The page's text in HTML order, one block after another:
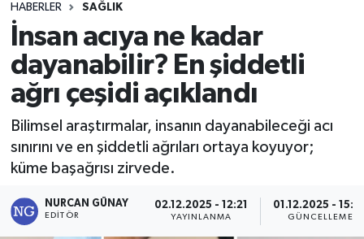
HABERLER SAĞLIK
İnsan acıya ne kadar
dayanabilir? En şiddetli
ağrı çeşidi açıklandı
Bilimsel araştırmalar, insanın dayanabileceği acı
sınırını ve en şiddetli ağrıları ortaya koyuyor;
küme başağrısı zirvede.
NURCAN GÜNAY
EDITÖR
02.12.2025 - 12:21
YAYINLANMA
01.12.2025 -
GÜNCELLEME
Bölge
Çavdarhisar
Dumlupınar
Dünya
Son Dakika Haberleri
Haber Arşivi